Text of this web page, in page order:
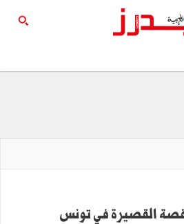
القصيرة في تونس